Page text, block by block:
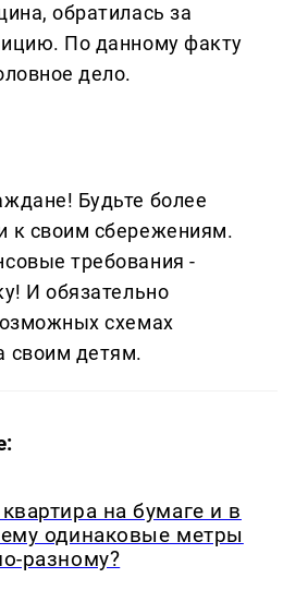
обратилась за
По данному факту
дело.
Будьте более
к своим сбережениям.
требования -
И обязательно
схемах
своим детям.
на бумаге и в
одинаковые метры
разному?